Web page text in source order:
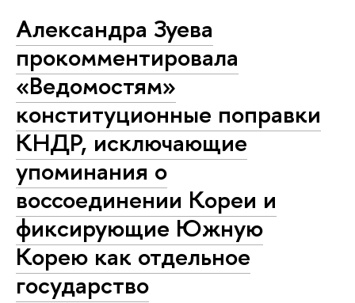
Александра Зуева
прокомментировала
«Ведомостям»
конституционные поправки
КНДР, исключающие
упоминания о
воссоединении Кореи и
фиксирующие Южную
Корею как отдельное
государство